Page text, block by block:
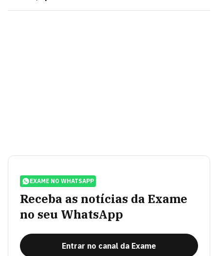
EXAME NO WHATSAPP
Receba as notícias da Exame
no seu WhatsApp
Entrar no canal da Exame